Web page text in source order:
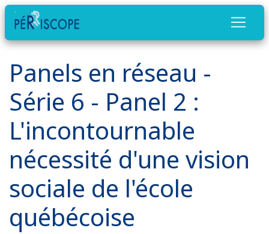
Panels en réseau -
Série 6 - Panel 2 :
L'incontournable
nécessité d'une vision
sociale de l'école
québécoise